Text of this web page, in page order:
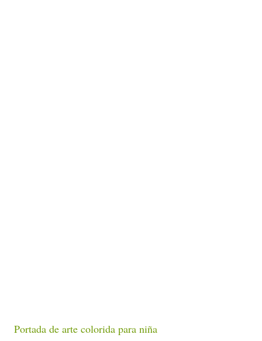
Portada de arte colorida para niña